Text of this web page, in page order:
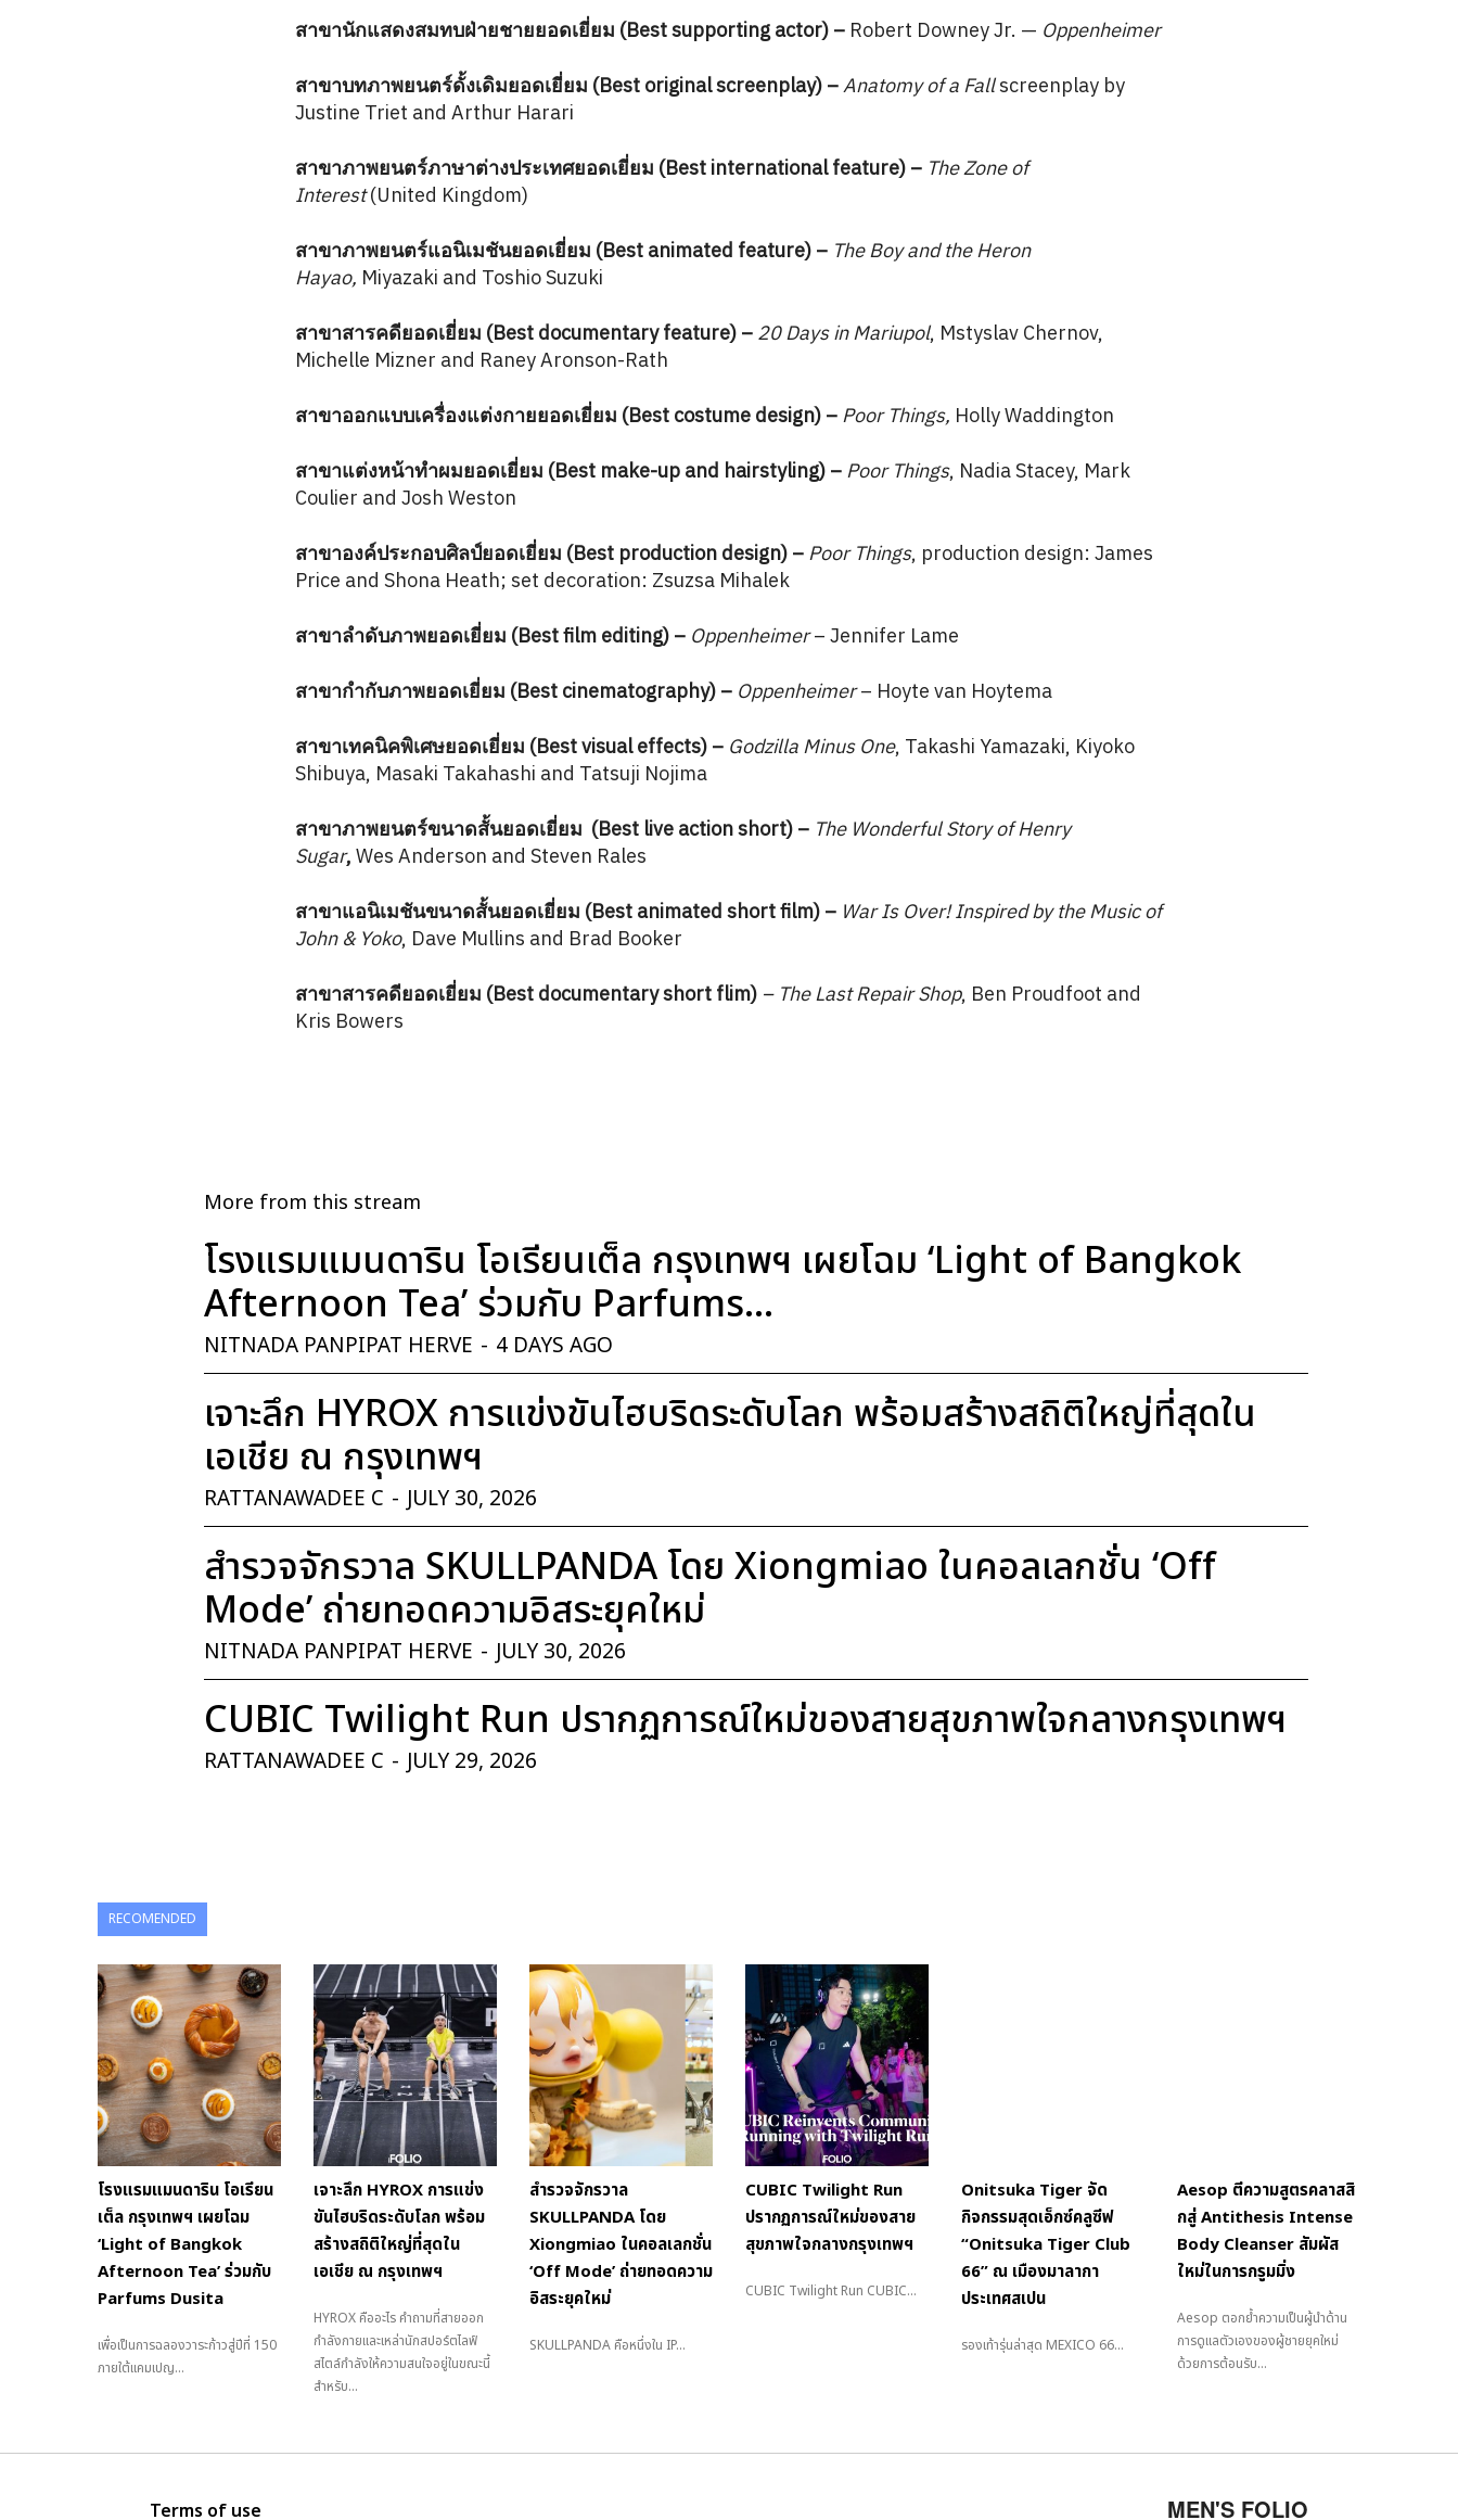
สาขานักแสดงสมทบฝ่ายชายยอดเยี่ยม (Best supporting actor) – Robert Downey Jr. — Oppenheimer
สาขาบทภาพยนตร์ดั้งเดิมยอดเยี่ยม (Best original screenplay) –Anatomy of a Fallscreenplay by
Justine Triet and Arthur Harari
สาขาภาพยนตร์ภาษาต่างประเทศยอดเยี่ยม (Best international feature) – The Zone of
Interest(United Kingdom)
สาขาภาพยนตร์แอนิเมชันยอดเยี่ยม (Best animated feature) – The Boy and the Heron
Hayao, Miyazaki and Toshio Suzuki
สาขาสารคดียอดเยี่ยม (Best documentary feature) – 20 Days in Mariupol, Mstyslav Chernov,
Michelle Mizner and Raney Aronson-Rath
สาขาออกแบบเครื่องแต่งกายยอดเยี่ยม (Best costume design) – Poor Things, Holly Waddington
สาขาแต่งหน้าทำผมยอดเยี่ยม (Best make-up and hairstyling) – Poor Things, Nadia Stacey, Mark
Coulier and Josh Weston
สาขาองค์ประกอบศิลป์ยอดเยี่ยม (Best production design) – Poor Things, production design: James
Price and Shona Heath; set decoration: Zsuzsa Mihalek
สาขาลำดับภาพยอดเยี่ยม (Best film editing) – Oppenheimer– Jennifer Lame
สาขากำกับภาพยอดเยี่ยม (Best cinematography) – Oppenheimer– Hoyte van Hoytema
สาขาเทคนิคพิเศษยอดเยี่ยม (Best visual effects) – Godzilla Minus One, Takashi Yamazaki, Kiyoko
Shibuya, Masaki Takahashi and Tatsuji Nojima
สาขาภาพยนตร์ขนาดสั้นยอดเยี่ยม (Best live action short) – The Wonderful Story of Henry
Sugar, Wes Anderson and Steven Rales
สาขาแอนิเมชันขนาดสั้นยอดเยี่ยม (Best animated short film) – War Is Over! Inspired by the Music of
John & Yoko, Dave Mullins and Brad Booker
สาขาสารคดียอดเยี่ยม (Best documentary short flim) – The Last Repair Shop, Ben Proudfoot and
Kris Bowers
More from this stream
โรงแรมแมนดาริน โอเรียนเต็ล กรุงเทพฯ เผยโฉม ‘Light of Bangkok
Afternoon Tea’ ร่วมกับ Parfums...
NITNADA PANPIPAT HERVE - 4 DAYS AGO
เจาะลึก HYROX การแข่งขันไฮบริดระดับโลก พร้อมสร้างสถิติใหญ่ที่สุดใน
เอเชีย ณ กรุงเทพฯ
RATTANAWADEE C - JULY 30, 2026
สำรวจจักรวาล SKULLPANDA โดย Xiongmiao ในคอลเลกชั่น ‘Off
Mode’ ถ่ายทอดความอิสระยุคใหม่
NITNADA PANPIPAT HERVE - JULY 30, 2026
CUBIC Twilight Run ปรากฏการณ์ใหม่ของสายสุขภาพใจกลางกรุงเทพฯ
RATTANAWADEE C - JULY 29, 2026
RECOMENDED
โรงแรมแมนดาริน โอเรียน
เต็ล กรุงเทพฯ เผยโฉม
‘Light of Bangkok
Afternoon Tea’ ร่วมกับ
Parfums Dusita
เพื่อเป็นการฉลองวาระก้าวสู่ปีที่ 150
ภายใต้แคมเปญ...
เจาะลึก HYROX การแข่ง
ขันไฮบริดระดับโลก พร้อม
สร้างสถิติใหญ่ที่สุดใน
เอเชีย ณ กรุงเทพฯ
HYROX คืออะไร คำถามที่สายออก
กำลังกายและเหล่านักสปอร์ตไลฟ์
สไตล์กำลังให้ความสนใจอยู่ในขณะนี้
สำหรับ...
สำรวจจักรวาล
SKULLPANDA โดย
Xiongmiao ในคอลเลกชั่น
‘Off Mode’ ถ่ายทอดความ
อิสระยุคใหม่
SKULLPANDA คือหนึ่งใน IP...
CUBIC Twilight Run
ปรากฏการณ์ใหม่ของสาย
สุขภาพใจกลางกรุงเทพฯ
CUBIC Twilight Run CUBIC...
Onitsuka Tiger จัด
กิจกรรมสุดเอ็กซ์คลูซีฟ
“Onitsuka Tiger Club
66” ณ เมืองมาลากา
ประเทศสเปน
รองเท้ารุ่นล่าสุด MEXICO 66...
Aesop ตีความสูตรคลาสสิ
กสู่ Antithesis Intense
Body Cleanser สัมผัส
ใหม่ในการกรูมมิ่ง
Aesop ตอกย้ำความเป็นผู้นำด้าน
การดูแลตัวเองของผู้ชายยุคใหม่
ด้วยการต้อนรับ...
Terms of use MEN'S FOLIO